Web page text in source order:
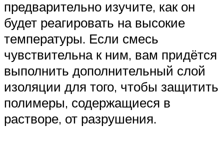
предварительно изучите, как он
будет реагировать на высокие
температуры. Если смесь
чувствительна к ним, вам придётся
выполнить дополнительный слой
изоляции для того, чтобы защитить
полимеры, содержащиеся в
растворе, от разрушения.